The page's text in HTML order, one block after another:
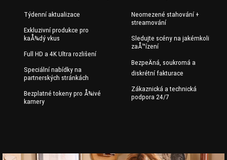
Týdenní aktualizace
Exkluzivní produkce pro
kaÅ¾dý vkus
Full HD a 4K Ultra rozlišení
Speciální nabídky na
partnerských stránkách
Bezplatné tokeny pro Å¾ivé
kamery
Neomezené stahování +
streamování
Sledujte scény na jakémkoli
zaÅ™ízení
BezpeÄná, soukromá a
diskrétní fakturace
Zákaznická a technická
podpora 24/7